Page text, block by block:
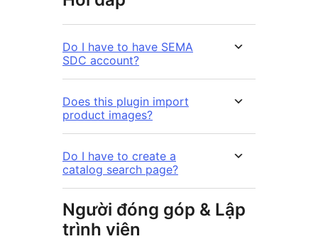
Do I have to have SEMA
SDC account?
Does this plugin import
product images?
Do I have to create a
catalog search page?
Người đóng góp & Lập
trình viên